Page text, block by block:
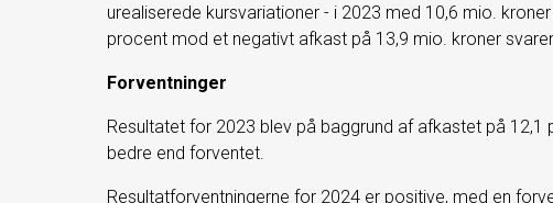
urealiserede kursvariationer - i 2023 med 10,6 mio.
procent mod et negativt afkast på 13,9 mio. kroner
Forventninger
Resultatet for 2023 blev på baggrund af afkastet på
bedre end forventet.
Resultatforventningerne for 2024 er positive, med en